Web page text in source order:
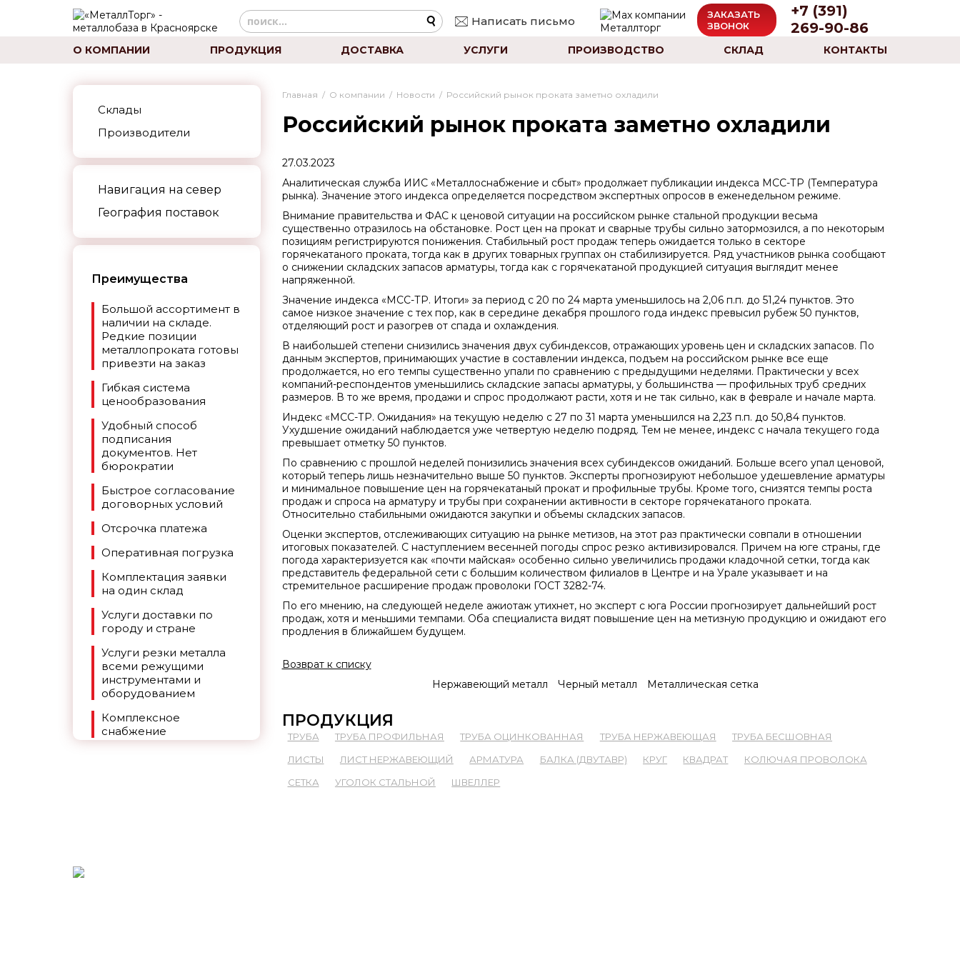
Написать письмо
ЗАКАЗАТЬ
ЗВОНОК
+7 (391)
269-90-86
О КОМПАНИИ ПРОДУКЦИЯ ДОСТАВКА УСЛУГИ ПРОИЗВОДСТВО СКЛАД КОНТАКТЫ
Склады
Производители
Навигация на север
География поставок
Преимущества
Большой ассортимент в
наличии на складе.
Редкие позиции
металлопроката готовы
привезти на заказ
Гибкая система
ценообразования
Удобный способ
подписания
документов. Нет
бюрократии
Быстрое согласование
договорных условий
Отсрочка платежа
Оперативная погрузка
Комплектация заявки
на один склад
Услуги доставки по
городу и стране
Услуги резки металла
всеми режущими
инструментами и
оборудованием
Комплексное
снабжение
Главная / О компании / Новости / Российский рынок проката заметно охладили
Российский рынок проката заметно охладили
27.03.2023
Аналитическая служба ИИС «Металлоснабжение и сбыт» продолжает публикации индекса МСС-ТР (Температура
рынка). Значение этого индекса определяется посредством экспертных опросов в еженедельном режиме.
Внимание правительства и ФАС к ценовой ситуации на российском рынке стальной продукции весьма
существенно отразилось на обстановке. Рост цен на прокат и сварные трубы сильно затормозился, а по некоторым
позициям регистрируются понижения. Стабильный рост продаж теперь ожидается только в секторе
горячекатаного проката, тогда как в других товарных группах он стабилизируется. Ряд участников рынка сообщают
о снижении складских запасов арматуры, тогда как с горячекатаной продукцией ситуация выглядит менее
напряженной.
Значение индекса «МСС-ТР. Итоги» за период с 20 по 24 марта уменьшилось на 2,06 п.п. до 51,24 пунктов. Это
самое низкое значение с тех пор, как в середине декабря прошлого года индекс превысил рубеж 50 пунктов,
отделяющий рост и разогрев от спада и охлаждения.
В наибольшей степени снизились значения двух субиндексов, отражающих уровень цен и складских запасов. По
данным экспертов, принимающих участие в составлении индекса, подъем на российском рынке все еще
продолжается, но его темпы существенно упали по сравнению с предыдущими неделями. Практически у всех
компаний-респондентов уменьшились складские запасы арматуры, у большинства — профильных труб средних
размеров. В то же время, продажи и спрос продолжают расти, хотя и не так сильно, как в феврале и начале марта.
Индекс «МСС-ТР. Ожидания» на текущую неделю с 27 по 31 марта уменьшился на 2,23 п.п. до 50,84 пунктов.
Ухудшение ожиданий наблюдается уже четвертую неделю подряд. Тем не менее, индекс с начала текущего года
превышает отметку 50 пунктов.
По сравнению с прошлой неделей понизились значения всех субиндексов ожиданий. Больше всего упал ценовой,
который теперь лишь незначительно выше 50 пунктов. Эксперты прогнозируют небольшое удешевление арматуры
и минимальное повышение цен на горячекатаный прокат и профильные трубы. Кроме того, снизятся темпы роста
продаж и спроса на арматуру и трубы при сохранении активности в секторе горячекатаного проката.
Относительно стабильными ожидаются закупки и объемы складских запасов.
Оценки экспертов, отслеживающих ситуацию на рынке метизов, на этот раз практически совпали в отношении
итоговых показателей. С наступлением весенней погоды спрос резко активизировался. Причем на юге страны, где
погода характеризуется как «почти майская» особенно сильно увеличились продажи кладочной сетки, тогда как
представитель федеральной сети с большим количеством филиалов в Центре и на Урале указывает и на
стремительное расширение продаж проволоки ГОСТ 3282-74.
По его мнению, на следующей неделе ажиотаж утихнет, но эксперт с юга России прогнозирует дальнейший рост
продаж, хотя и меньшими темпами. Оба специалиста видят повышение цен на метизную продукцию и ожидают его
продления в ближайшем будущем.
Возврат к списку
Нержавеющий металл
Черный металл Металлическая сетка
ПРОДУКЦИЯ
ТРУБА ТРУБА ПРОФИЛЬНАЯ ТРУБА ОЦИНКОВАННАЯ ТРУБА НЕРЖАВЕЮЩАЯ
ТРУБА БЕСШОВНАЯ
ЛИСТЫ
ЛИСТ НЕРЖАВЕЮЩИЙ АРМАТУРА БАЛКА (ДВУТАВР) КРУГ КВАДРАТ
КОЛЮЧАЯ ПРОВОЛОКА
СЕТКА
УГОЛОК СТАЛЬНОЙ ШВЕЛЛЕР